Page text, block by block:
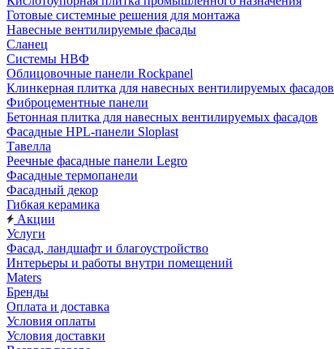
Готовые системные решения для монтажа
Навесные вентилируемые фасады
Сланец
Системы НВФ
Облицовочные панели Rockpanel
Клинкерная плитка для навесных вентилируемых фасадов
Фиброцементные панели
Бетонная плитка для навесных вентилируемых фасадов
Фасадные HPL-панели Sloplast
Тавелла
Реечные фасадные панели Legro
Фасадные термопанели
Фасадный декор
Гибкая керамика
Акции
Услуги
Фасад, ландшафт и благоустройство
Интерьеры и работы внутри помещений
Maters
Бренды
Оплата и доставка
Условия оплаты
Условия доставки